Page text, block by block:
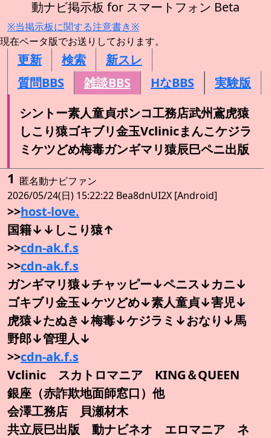
動ナビ掲示板 for スマートフォン Beta
※当掲示板に関する注意書き※
現在ベータ版でお送りしております。
更新 検索
新スレ
質問BBS
雑談BBS HなBBS
実験版
シントー素人童貞ポンコ工務店武州鳶虎猿
しこり猿ゴキブリ金玉Vclinicまんこケジラ
ミケツどめ梅毒ガンギマリ猿辰巳ペニ出版
1 匿名動ナビファン
2026/05/24(日) 15:22:22 Bea8dnUI2X [Android]
>>host-love.
国籍↓↓しこり猿↑
>>cdn-ak.f.s
>>cdn-ak.f.s
ガンギマリ猿↓チャッピー↓ペニス↓カニ↓
ゴキブリ金玉↓ケツどめ↓素人童貞↓害児↓
虎猿↓たぬき↓梅毒↓ケジラミ↓おなり↓馬
野郎↓管理人↓
>>cdn-ak.f.s
Vclinic スカトロマニア KING＆QUEEN
銀座（赤詐欺地面師窓口）他
会澤工務店 貝瀬材木
共立辰巳出版 動ナビネオ エロマニア ネ